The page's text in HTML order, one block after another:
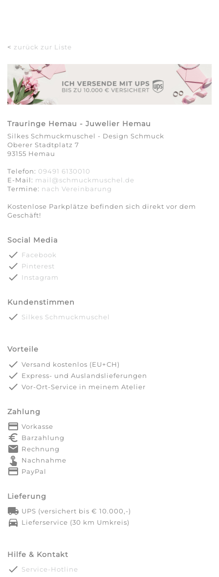
< zurück zur Liste
Trauringe Hemau - Juwelier Hemau
Silkes Schmuckmuschel - Design Schmuck
Oberer Stadtplatz 7
93155 Hemau
Telefon: 09491 6130010
E-Mail: mail@schmuckmuschel.de
Termine: nach Vereinbarung​​​​​​​
Kostenlose Parkplätze befinden sich direkt vor dem
Geschäft!
Social Media
done Facebook
done Pinterest
done Instagram
Kundenstimmen
done Silkes Schmuckmuschel
Vorteile
done Versand kostenlos (EU+CH)
done Express- und Auslandslieferungen
done Vor-Ort-Service in meinem Atelier
Zahlung
payment Vorkasse
euro_symbol Barzahlung
markunread Rechnung
touch_app Nachnahme
credit_card PayPal
Lieferung
local_shipping UPS (versichert bis € 10.000,-)
directions_car Lieferservice (30 km Umkreis)
Hilfe & Kontakt
done Service-Hotline